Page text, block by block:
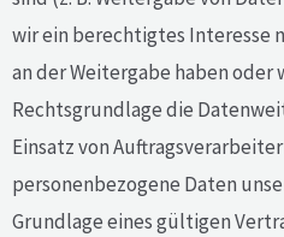
wir ein berechtigtes Interesse
an der Weitergabe haben oder
Rechtsgrundlage die
Einsatz von
personenbezogene Daten
Grundlage eines gültigen